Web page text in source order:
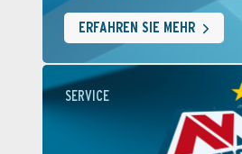
ERFAHREN SIE MEHR
SERVICE